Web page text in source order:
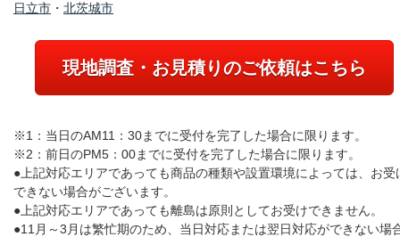
日立市 ・ 北茨城市
現地調査・お見積りのご依頼はこちら
※1：当日のAM11：30までに受付を完了した場合に限ります。
※2：前日のPM5：00までに受付を完了した場合に限ります。
●上記対応エリアであっても商品の種類や設置環境によっては、お受
できない場合がございます。
●上記対応エリアであっても離島は原則としてお受けできません。
●11月～3月は繁忙期のため、当日対応または翌日対応ができない場